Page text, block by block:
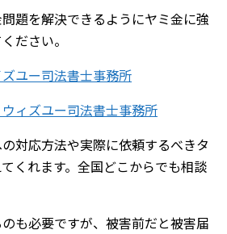
題を解決できるようにヤミ金に強
ださい。
ユー司法書士事務所
ウィズユー司法書士事務所
対応方法や実際に依頼するべきタ
くれます。全国どこからでも相談
も必要ですが、被害前だと被害届